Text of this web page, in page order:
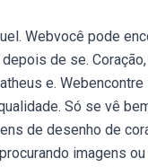
Webvocê pode
de se. Coração,
e. Webencontre
Só se vê
de desenho de
imagens